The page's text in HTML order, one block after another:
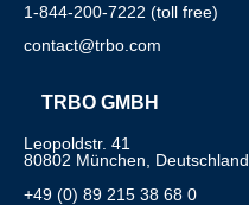
1-844-200-7222 (toll free)
contact@trbo.com
TRBO GMBH
Leopoldstr. 41
80802 München, Deutschland
+49 (0) 89 215 38 68 0